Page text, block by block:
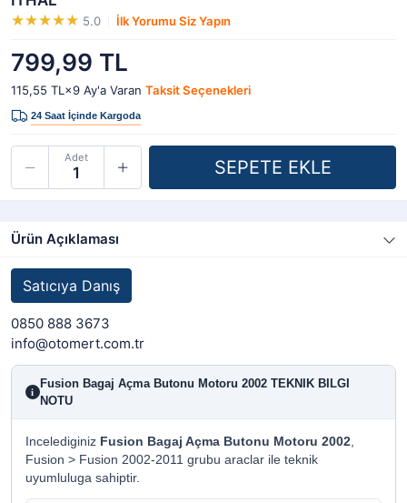
5.0 İlk Yorumu Siz Yapın
799,99 TL
115,55 TL×9 Ay'a Varan Taksit Seçenekleri
Adet
Ürün Açıklaması
Satıcıya Danış
0850 888 3673
info@otomert.com.tr
i
Fusion Bagaj Açma Butonu Motoru 2002 TEKNIK BILGI
NOTU
Incelediginiz Fusion Bagaj Açma Butonu Motoru 2002,
Fusion > Fusion 2002-2011 grubu araclar ile teknik
uyumluluga sahiptir.